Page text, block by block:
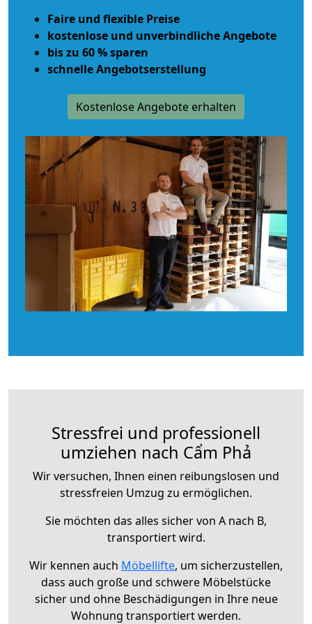
Faire und flexible Preise
kostenlose und unverbindliche Angebote
bis zu 60 % sparen
schnelle Angebotserstellung
Kostenlose Angebote erhalten
Stressfrei und professionell
umziehen nach Cẩm Phả
Wir versuchen, Ihnen einen reibungslosen und
stressfreien Umzug zu ermöglichen.
Sie möchten das alles sicher von A nach B,
transportiert wird.
Wir kennen auch Möbellifte, um sicherzustellen,
dass auch große und schwere Möbelstücke
sicher und ohne Beschädigungen in Ihre neue
Wohnung transportiert werden.